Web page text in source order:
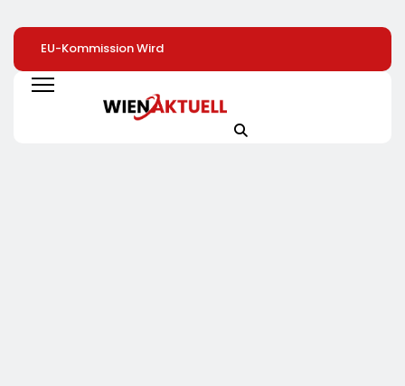
EU-Kommission Wird
Zur „Zentrale Der
Tierindustrie“ /
Tierschutzorganisation
Vernetzen Sich
Unternehmer Für Die
Kleinen Preis: Lidl